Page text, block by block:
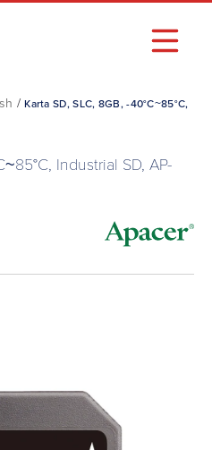
/Karta SD, SLC, 8GB, -40°C~85°C,
Industrial SD, AP-